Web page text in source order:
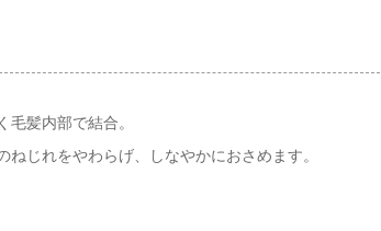
髪内部で結合。
じれをやわらげ、しなやかにおさめます。